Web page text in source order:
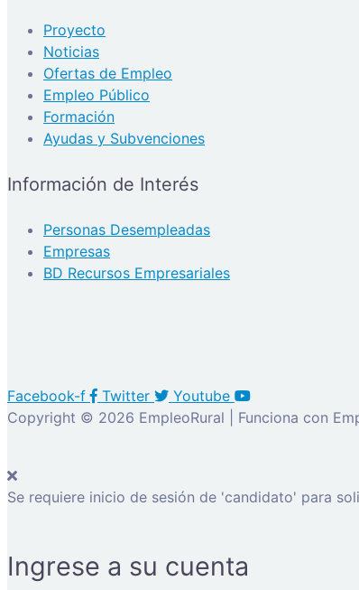
Proyecto
Noticias
Ofertas de Empleo
Empleo Público
Formación
Ayudas y Subvenciones
Información de Interés
Personas Desempleadas
Empresas
BD Recursos Empresariales
Facebook-f Twitter
Youtube
Copyright © 2026 EmpleoRural | Funciona con
Se requiere inicio de sesión de 'candidato' para
Ingrese a su cuenta